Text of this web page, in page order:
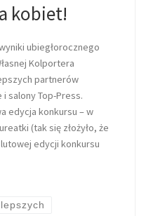
kobiet!
ubiegłorocznego
Kolportera
partnerów
salony Top-Press.
edycja konkursu – w
(tak się złożyło, że
edycji konkursu